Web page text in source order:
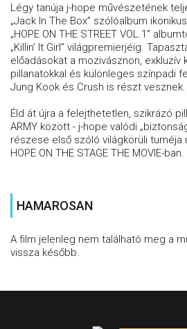
Légy tanúja j-hope művészetének
„Jack In The Box” szólóalbum
„HOPE ON THE STREET VOL.1”
„Killin’ It Girl” világpremierjéig.
előadásokat a mozivásznon, exkluzív
pillanatokkal és különleges színpadi
Jung Kook és Crush is részt vesznek.
Éld át újra a felejthetetlen, szikrázó
ARMY között - j-hope valódi
részese első szóló világkörüli turnéja
HOPE ON THE STAGE THE MOVIE-ban.
HAMAROSAN
A film jelenleg nem található meg a
vissza később.